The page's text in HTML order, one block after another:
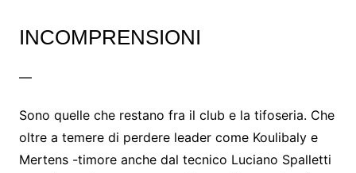
INCOMPRENSIONI
—
Sono quelle che restano fra il club e la tifoseria. Che
oltre a temere di perdere leader come Koulibaly e
Mertens -timore anche dal tecnico Luciano Spalletti